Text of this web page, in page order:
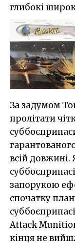
глибокі
За задумом
пролітати
всій довжині.
запорукою
спочатку
Attack
кінця не